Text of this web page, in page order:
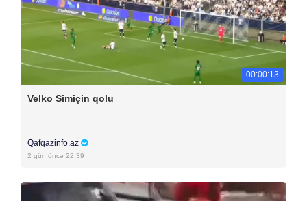
00:00:13
Velko Simiçin qolu
Qafqazinfo.az
2 gün öncə 22:39